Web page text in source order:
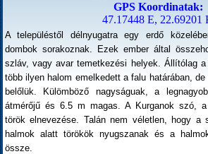
GPS Koordinatak:
47.17448 E, 22.69201
A településtől délnyugatra egy erdő
dombok sorakoznak. Ezek ember által
szláv, vagy avar temetkezési helyek. Állítólag
több ilyen halom emelkedett a falu határában,
belőlük. Külömböző nagyságuak, a
átmérőjű és 6.5 m magas. A Kurganok szó,
török elnevezése. Talán nem véletlen, hogy a
halmok alatt törökök nyugszanak és a
össze.